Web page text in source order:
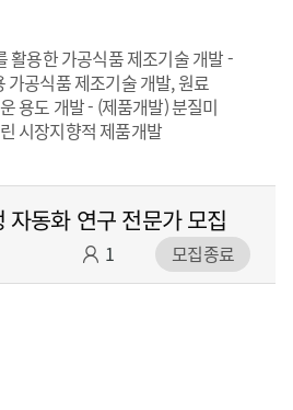
활용한 가공식품 제조기술 개발 -
가공식품 제조기술 개발, 원료
용도 개발 - (제품개발) 분질미
시장지향적 제품개발
자동화 연구 전문가 모집
1 모집종료